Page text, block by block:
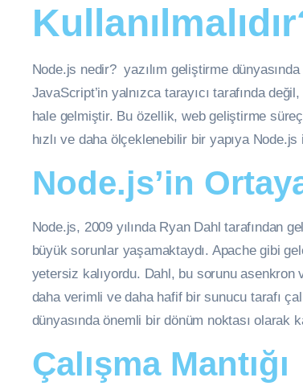
Node.js nedir? yazılım geliştirme
JavaScript’in yalnızca tarayıcı tarafında
hale gelmiştir. Bu özellik, web geliştirme
hızlı ve daha ölçeklenebilir bir yapıya
Node.js’in Ortaya
Node.js, 2009 yılında Ryan Dahl tarafından
büyük sorunlar yaşamaktaydı. Apache gibi
yetersiz kalıyordu. Dahl, bu sorunu asenkron
daha verimli ve daha hafif bir sunucu tarafı
dünyasında önemli bir dönüm noktası olarak
Çalışma Mantığı